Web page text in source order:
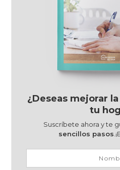
¿Deseas mejorar
tu
Suscríbete ahora y te
sencillos pasos